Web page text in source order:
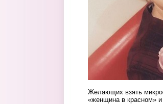
Желающих взять
«женщина в красном» и